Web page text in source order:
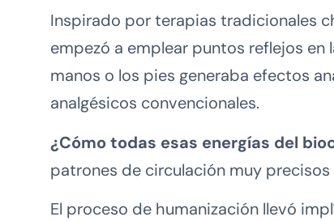
Inspirado por terapias tradicionales
empezó a emplear puntos reflejos
manos o los pies generaba efectos
analgésicos convencionales.
¿Cómo todas esas energías del
patrones de circulación muy
El proceso de humanización llevó